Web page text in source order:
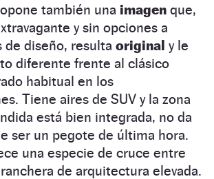
también una imagen que,
y sin opciones a
de diseño, resulta original y le
diferente frente al clásico
habitual en los
Tiene aires de SUV y la zona
está bien integrada, no da
ser un pegote de última hora.
una especie de cruce entre
de arquitectura elevada.